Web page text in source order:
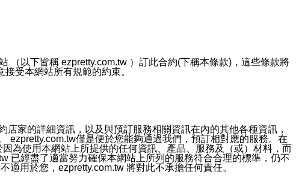
件者，將可收到通知型訊息。
（以下皆稱 ezpretty.com.tw ）訂此合約(下稱本條款)，這些條款將
受本網站所有規範的約束。
家的詳細資訊，以及與預訂服務相關資訊在內的其他各種資訊，
ezpretty.com.tw僅是便於您能夠通過我們，預訂相對應的服務。在
為使用本網站上所提供的任何資訊、產品、服務及（或）材料，而
已經盡了適當努力確保本網站上所列的服務符合合理的標準，仍不
用於您，ezpretty.com.tw 將對此不承擔任何責任。